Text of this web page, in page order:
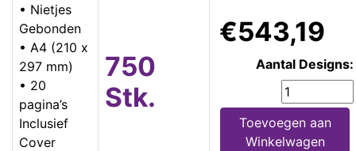
• Nietjes
Gebonden
• A4 (210 x
297 mm)
• 20
pagina’s
Inclusief
Cover
750
Stk.
€543,19
Aantal Designs:
Toevoegen aan
Winkelwagen